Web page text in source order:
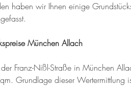
haben wir Ihnen einige
München Allach
Franz-Nißl-Straße in München
Grundlage dieser Wertermittlung